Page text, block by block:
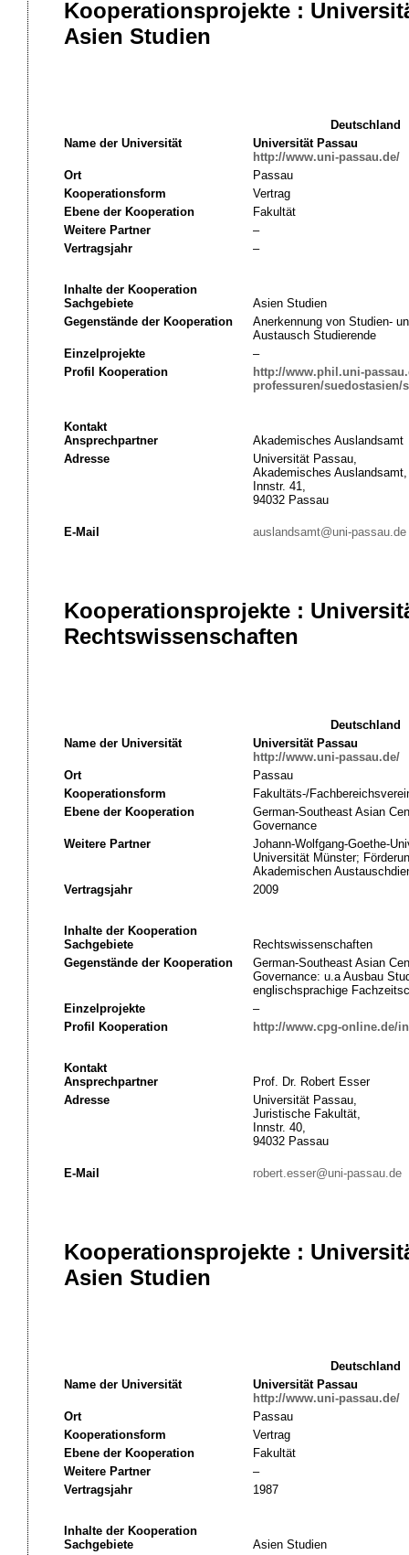
Kooperationsprojekte :
Asien Studien
Deutschland
Name der Universität
Universität Passau
http://www.uni-passau.de/
Ort
Passau
Kooperationsform
Vertrag
Ebene der Kooperation
Fakultät
Weitere Partner
–
Vertragsjahr
–
Inhalte der Kooperation
Sachgebiete
Asien Studien
Gegenstände der Kooperation
Anerkennung von Studien-
Austausch Studierende
Einzelprojekte
–
Profil Kooperation
http://www.phil.uni-
professuren/suedostasien/
Kontakt
Ansprechpartner
Akademisches Auslandsamt
Adresse
Universität Passau,
Akademisches Auslandsamt,
Innstr. 41,
94032 Passau
E-Mail auslandsamt@uni-passau.de
Kooperationsprojekte :
Rechtswissenschaften
Deutschland
Name der Universität
Universität Passau
http://www.uni-passau.de/
Ort
Passau
Kooperationsform
Fakultäts-/
Ebene der Kooperation
German-Southeast Asian
Governance
Weitere Partner
Johann-Wolfgang-Goethe-
Universität Münster;
Akademischen
Vertragsjahr
2009
Inhalte der Kooperation
Sachgebiete
Rechtswissenschaften
Gegenstände der Kooperation
German-Southeast Asian
Governance: u.a Ausbau
englischsprachige
Einzelprojekte
–
Profil Kooperation
http://www.cpg-online.de/
Kontakt
Ansprechpartner
Prof. Dr. Robert Esser
Adresse
Universität Passau,
Juristische Fakultät,
Innstr. 40,
94032 Passau
E-Mail robert.esser@uni-passau.de
Kooperationsprojekte :
Asien Studien
Deutschland
Name der Universität
Universität Passau
http://www.uni-passau.de/
Ort
Passau
Kooperationsform
Vertrag
Ebene der Kooperation
Fakultät
Weitere Partner
–
Vertragsjahr
1987
Inhalte der Kooperation
Sachgebiete
Asien Studien